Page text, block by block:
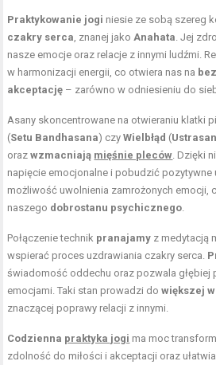
Praktykowanie jogi niesie ze sobą szereg
czakry serca, znanej jakoAnahata. Jej
nasze emocje oraz relacje z innymi ludźmi.
w harmonizacji energii, co otwiera nas na
akceptację – zarówno w odniesieniu do
Asany skoncentrowane na otwieraniu klatki
(Setu Bandhasana) czyWielbłąd (
orazwzmacniają mięśnie pleców. Dzięki
napięcie emocjonalne i pobudzić pozytywne
możliwość uwolnienia zamrożonych emocji,
naszego dobrostanu psychicznego.
Połączenie technik pranajamy z medytacją
wspierać proces uzdrawiania czakry serca.
świadomość oddechu oraz pozwala głębiej
emocjami. Taki stan prowadzi dowiększej
znaczącej poprawy relacji z innymi.
Codzienna praktyka jogi ma moc
zdolność do miłości i akceptacji oraz